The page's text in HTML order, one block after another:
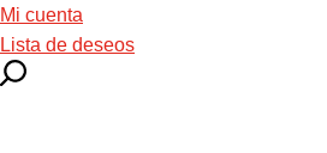
Mi cuenta
Lista de deseos